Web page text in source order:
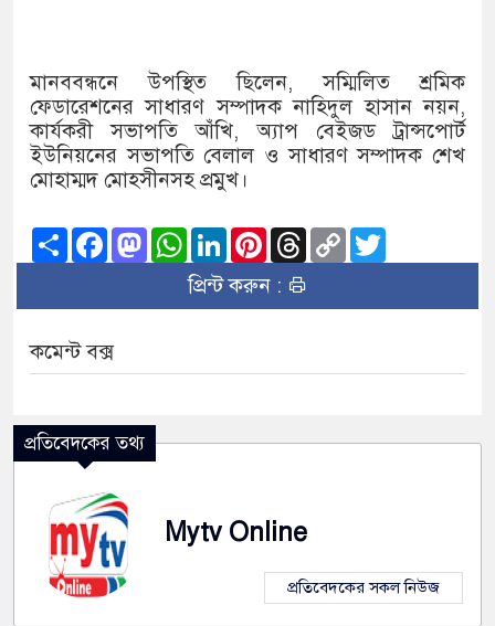
মানববন্ধনে উপস্থিত ছিলেন, সম্মিলিত শ্রমিক
ফেডারেশনের সাধারণ সম্পাদক নাহিদুল হাসান নয়ন,
কার্যকরী সভাপতি আঁখি, অ্যাপ বেইজড ট্রান্সপোর্ট
ইউনিয়নের সভাপতি বেলাল ও সাধারণ সম্পাদক শেখ
মোহাম্মদ মোহসীনসহ প্রমুখ।
ShareFacebook
Mastodon
WhatsApp
LinkedInPinterest
Threads
Copy
Link
প্রিন্ট করুন :
কমেন্ট বক্স
প্রতিবেদকের তথ্য
Mytv Online
প্রতিবেদকের সকল নিউজ